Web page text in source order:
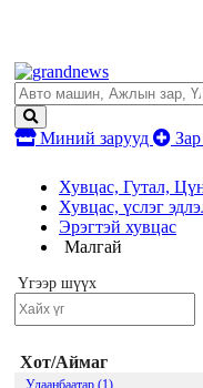
Миний зарууд
Хувцас, Гутал,
Хувцас, үслэг
Эрэгтэй хувцас
Малгай
Үгээр шүүх
Хот/Аймаг
Улаанбаатар (1)